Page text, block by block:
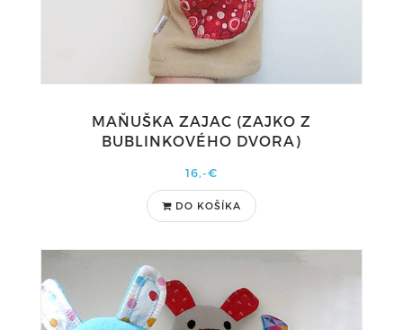
MAŇUŠKA ZAJAC (ZAJKO Z
BUBLINKOVÉHO DVORA)
16,-€
DO KOŠÍKA